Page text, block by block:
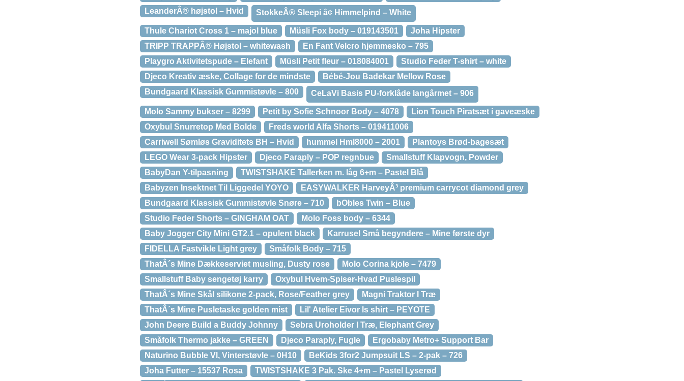
LeanderÂ® højstol – Hvid
StokkeÂ® Sleepi â¢ Himmelpind – White
Thule Chariot Cross 1 – majol blue Müsli Fox body – 019143501
Joha Hipster
TRIPP TRAPPÂ® Højstol – whitewash
En Fant Velcro hjemmesko – 795
Playgro Aktivitetspude – Elefant
Müsli Petit fleur – 018084001
Studio Feder T-shirt – white
Djeco Kreativ æske, Collage for de mindste
Bébé-Jou Badekar Mellow Rose
Bundgaard Klassisk Gummistøvle – 800
CeLaVi Basis PU-forklâde langârmet – 906
Molo Sammy bukser – 8299 Petit by Sofie Schnoor Body – 4078
Lion Touch Piratsæt i gaveæske
Oxybul Snurretop Med Bolde
Freds world Alfa Shorts – 019411006
Carriwell Sømløs Graviditets BH – Hvid
hummel Hml8000 – 2001
Plantoys Brød-bagesæt
LEGO Wear 3-pack Hipster
Djeco Paraply – POP regnbue
Smallstuff Klapvogn, Powder
BabyDan Y-tilpasning
TWISTSHAKE Tallerken m. låg 6+m – Pastel Blå
Babyzen Insektnet Til Liggedel YOYO
EASYWALKER HarveyÂ³ premium carrycot diamond grey
Bundgaard Klassisk Gummistøvle Snøre – 710
bObles Twin – Blue
Studio Feder Shorts – GINGHAM OAT
Molo Foss body – 6344
Baby Jogger City Mini GT2.1 – opulent black
Karrusel Små begyndere – Mine første dyr
FIDELLA Fastvikle Light grey
Småfolk Body – 715
ThatÂ´s Mine Dækkeserviet musling, Dusty rose
Molo Corina kjole – 7479
Smallstuff Baby sengetøj karry
Oxybul Hvem-Spiser-Hvad Puslespil
ThatÂ´s Mine Skål silikone 2-pack, Rose/Feather grey
Magni Traktor I Træ
ThatÂ´s Mine Pusletaske golden mist
Lil' Atelier Eivor ls shirt – PEYOTE
John Deere Build a Buddy Johnny
Sebra Uroholder I Træ, Elephant Grey
Småfolk Thermo jakke – GREEN
Djeco Paraply, Fugle
Ergobaby Metro+ Support Bar
Naturino Bubble Vl, Vinterstøvle – 0H10
BeKids 3for2 Jumpsuit LS – 2-pak – 726
Joha Futter – 15537 Rosa
TWISTSHAKE 3 Pak. Ske 4+m – Pastel Lyserød